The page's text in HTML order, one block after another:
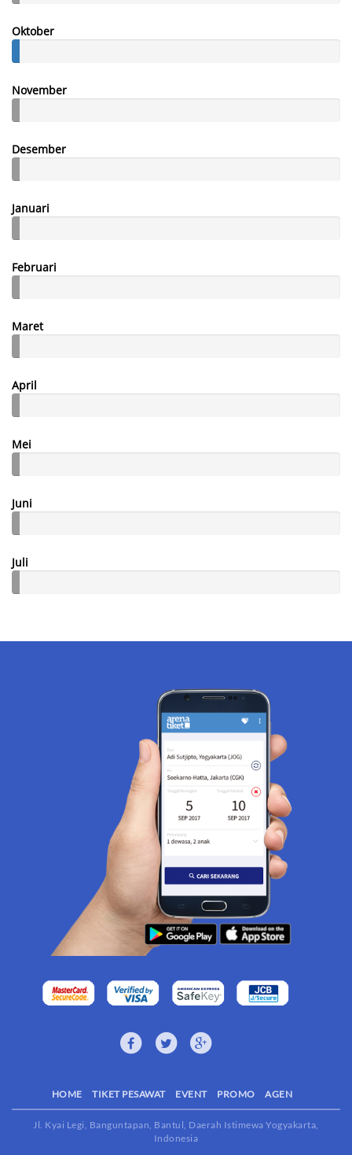
Oktober
November
Desember
Januari
Februari
Maret
April
Mei
Juni
Juli
HOME TIKET PESAWAT EVENT PROMO AGEN
Jl. Kyai Legi, Banguntapan, Bantul, Daerah Istimewa Yogyakarta,
Indonesia